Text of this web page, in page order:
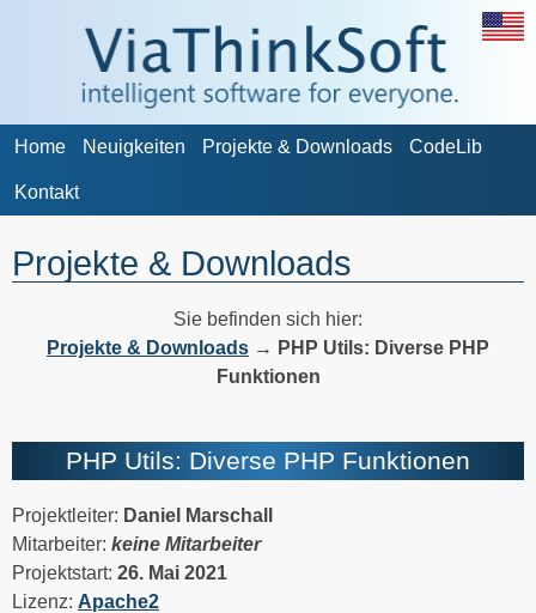
Home Neuigkeiten Projekte & Downloads CodeLib
Kontakt
Projekte & Downloads
Sie befinden sich hier:
Projekte & Downloads → PHP Utils: Diverse PHP
Funktionen
PHP Utils: Diverse PHP Funktionen
Projektleiter: Daniel Marschall
Mitarbeiter: keine Mitarbeiter
Projektstart: 26. Mai 2021
Lizenz: Apache2